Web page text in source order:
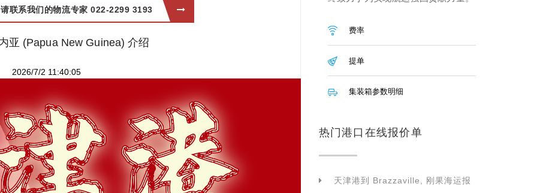
联系我们的物流专家 022-2299 3193
亚 (Papua New Guinea) 介绍
2026/7/2 11:40:05
费率
提单
集装箱参数明细
热门港口在线报价单
天津港到 Brazzaville, 刚果海运报